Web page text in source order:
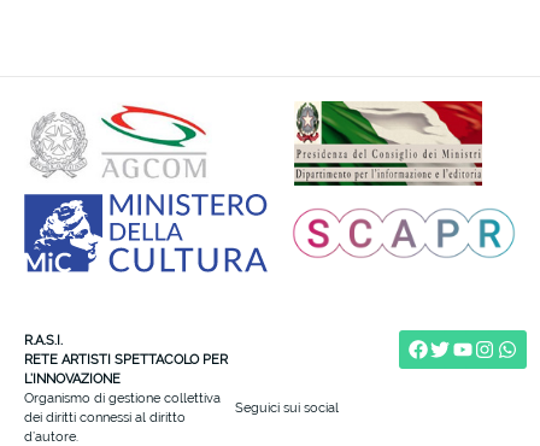
R.A.S.I.
RETE ARTISTI SPETTACOLO PER
L’INNOVAZIONE
Organismo di gestione collettiva
dei diritti connessi al diritto
d’autore.
Seguici sui social